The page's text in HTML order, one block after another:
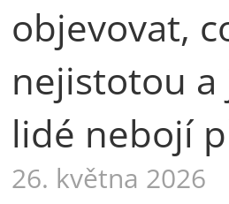
objevovat,
nejistotou
lidé nebojí
26. května 2026